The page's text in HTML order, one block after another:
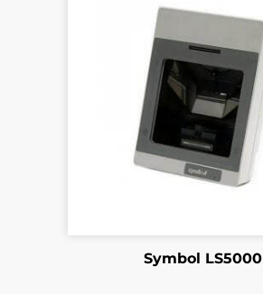
Symbol LS5000